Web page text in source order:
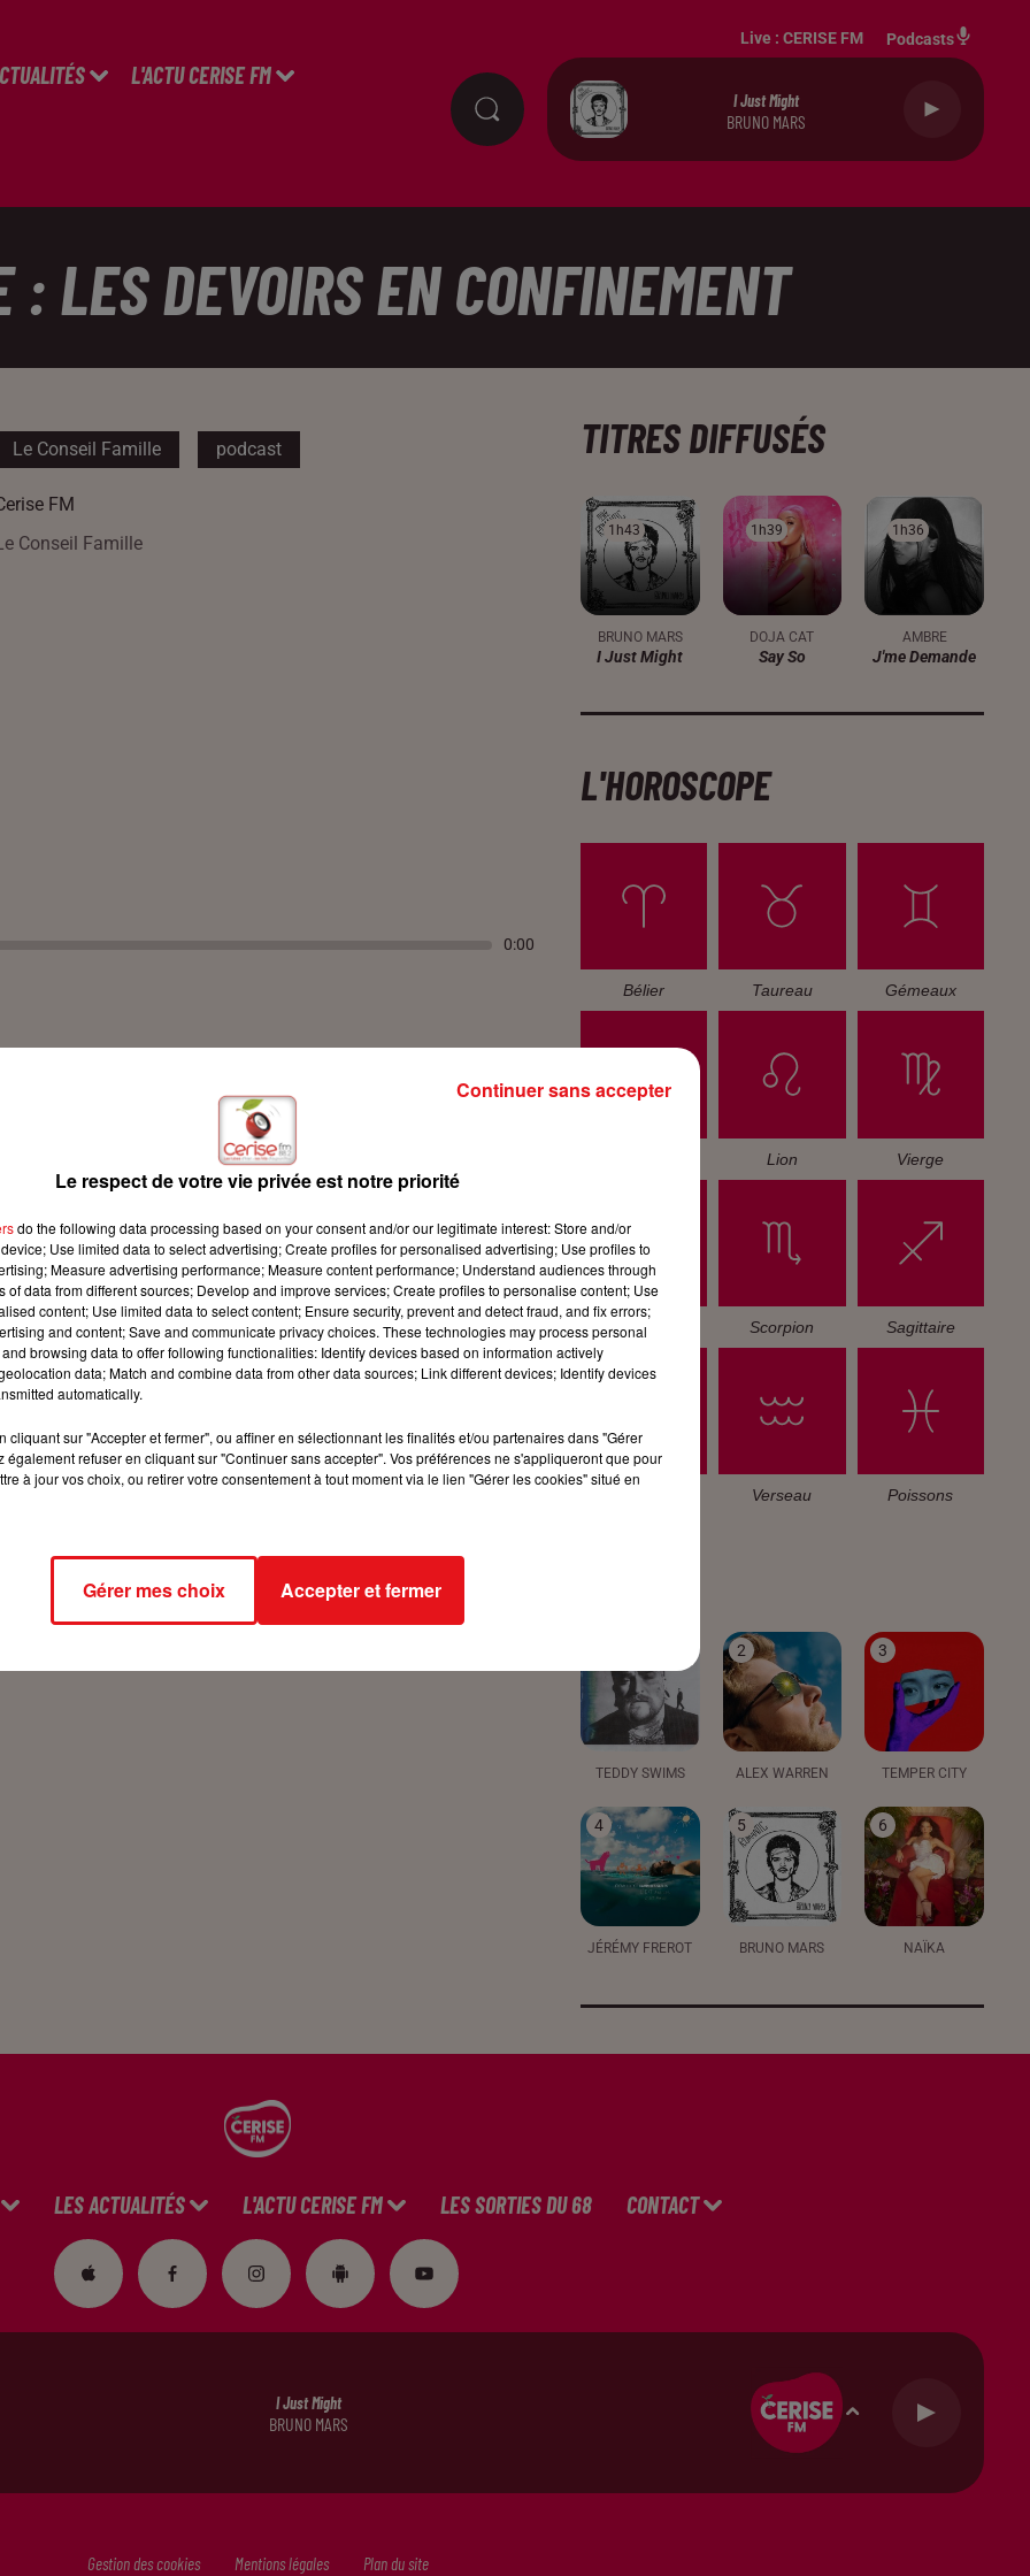
L'ACTU CERISE FM
Live : CERISE FM Podcasts
I Just Might
BRUNO MARS
LES DEVOIRS EN CONFINEMENT
Le Conseil Famille podcast
FM
Conseil Famille
0:00
FM avec son conseil famille !
TITRES DIFFUSÉS
1h43
1h43
BRUNO MARS
I Just Might
1h39
1h39
DOJA CAT
Say So
1h36
1h36
AMBRE
J'me Demande
L'HOROSCOPE
Bélier Taureau Gémeaux
Lion Vierge
Balance Scorpion Sagittaire
Verseau Poissons
TEDDY SWIMS
2
ALEX WARREN
3
TEMPER CITY
4
JÉRÉMY FREROT
5
BRUNO MARS
6
NAÏKA
LES ACTUALITÉS L'ACTU CERISE FM LES SORTIES DU 68 CONTACT
I Just Might
BRUNO MARS
Gestion des cookies Mentions légales Plan du site
Le respect de votre vie privée est notre priorité
do the following data processing based on your consent and/or our legitimate interest: Store and/or
Use limited data to select advertising; Create profiles for personalised advertising; Use profiles to
Measure advertising performance; Measure content performance; Understand audiences through
of data from different sources; Develop and improve services; Create profiles to personalise content; Use
content; Use limited data to select content; Ensure security, prevent and detect fraud, and fix errors;
and content; Save and communicate privacy choices. These technologies may process personal
browsing data to offer following functionalities: Identify devices based on information actively
data; Match and combine data from other data sources; Link different devices; Identify devices
automatically.
cliquant sur "Accepter et fermer", ou affiner en sélectionnant les finalités et/ou partenaires dans "Gérer
également refuser en cliquant sur "Continuer sans accepter". Vos préférences ne s'appliqueront que pour
à jour vos choix, ou retirer votre consentement à tout moment via le lien "Gérer les cookies" situé en
Gérer mes choix Accepter et fermer
Continuer sans accepter